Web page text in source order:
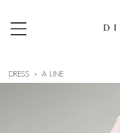
DRESS A LINE